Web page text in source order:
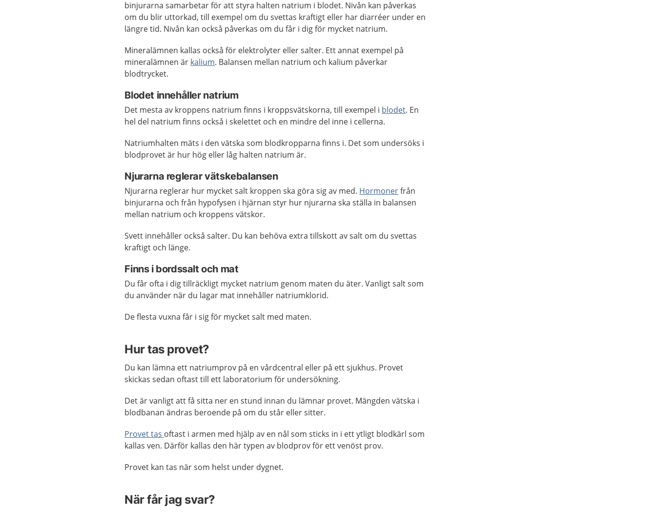
binjurarna samarbetar för att styra halten natrium i blodet. Nivån kan påverkas
om du blir uttorkad, till exempel om du svettas kraftigt eller har diarréer under en
längre tid. Nivån kan också påverkas om du får i dig för mycket natrium.
Mineralämnen kallas också för elektrolyter eller salter. Ett annat exempel på
mineralämnen är kalium. Balansen mellan natrium och kalium påverkar
blodtrycket.
Blodet innehåller natrium
Det mesta av kroppens natrium finns i kroppsvätskorna, till exempel i blodet. En
hel del natrium finns också i skelettet och en mindre del inne i cellerna.
Natriumhalten mäts i den vätska som blodkropparna finns i. Det som undersöks i
blodprovet är hur hög eller låg halten natrium är.
Njurarna reglerar vätskebalansen
Njurarna reglerar hur mycket salt kroppen ska göra sig av med. Hormonerfrån
binjurarna och från hypofysen i hjärnan styr hur njurarna ska ställa in balansen
mellan natrium och kroppens vätskor.
Svett innehåller också salter. Du kan behöva extra tillskott av salt om du svettas
kraftigt och länge.
Finns i bordssalt och mat
Du får ofta i dig tillräckligt mycket natrium genom maten du äter. Vanligt salt som
du använder när du lagar mat innehåller natriumklorid.
De flesta vuxna får i sig för mycket salt med maten.
Hur tas provet?
Du kan lämna ett natriumprov på en vårdcentral eller på ett sjukhus. Provet
skickas sedan oftast till ett laboratorium för undersökning.
Det är vanligt att få sitta ner en stund innan du lämnar provet. Mängden vätska i
blodbanan ändras beroende på om du står eller sitter.
Provet tas oftast i armen med hjälp av en nål som sticks in i ett ytligt blodkärl som
kallas ven. Därför kallas den här typen av blodprov för ett venöst prov.
Provet kan tas när som helst under dygnet.
När får jag svar?